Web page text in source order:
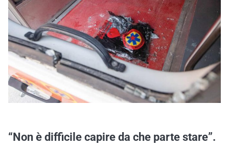
“Non è difficile capire da che parte stare”.